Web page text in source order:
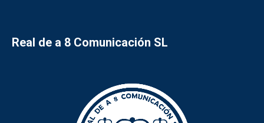
Real de a 8 Comunicación SL